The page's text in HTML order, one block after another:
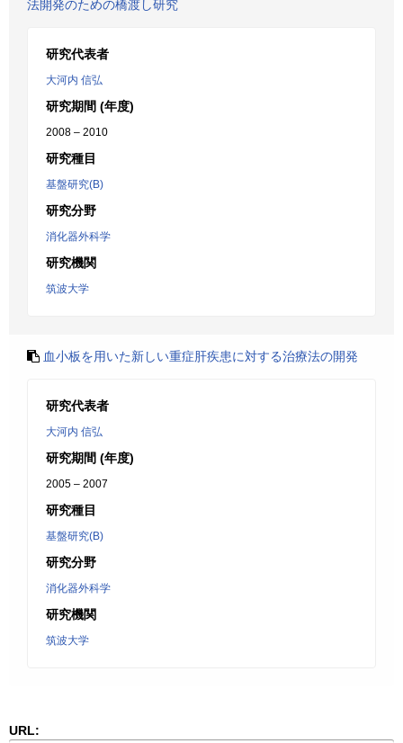
法開発のための橋渡し研究
研究代表者
大河内 信弘
研究期間 (年度)
2008 – 2010
研究種目
基盤研究(B)
研究分野
消化器外科学
研究機関
筑波大学
血小板を用いた新しい重症肝疾患に対する治療法の開発
研究代表者
大河内 信弘
研究期間 (年度)
2005 – 2007
研究種目
基盤研究(B)
研究分野
消化器外科学
研究機関
筑波大学
URL: